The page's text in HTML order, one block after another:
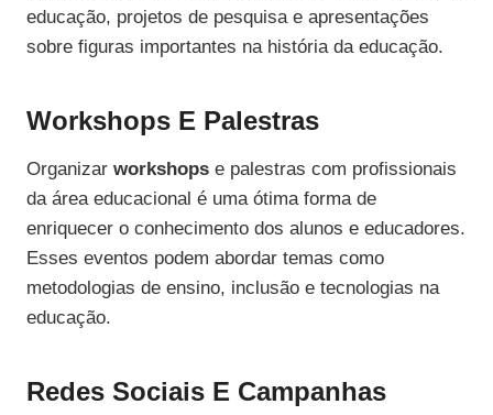
educação, projetos de pesquisa e apresentações
sobre figuras importantes na história da educação.
Workshops E Palestras
Organizar workshops e palestras com profissionais
da área educacional é uma ótima forma de
enriquecer o conhecimento dos alunos e educadores.
Esses eventos podem abordar temas como
metodologias de ensino, inclusão e tecnologias na
educação.
Redes Sociais E Campanhas